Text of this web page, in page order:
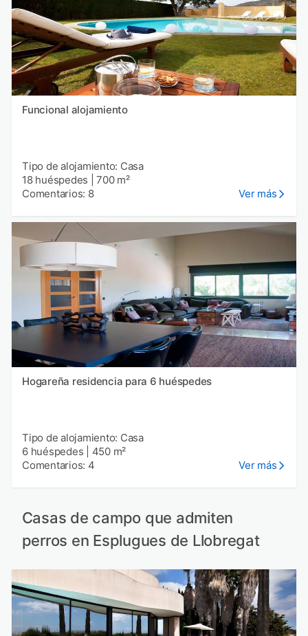
Funcional alojamiento
Tipo de alojamiento: Casa
18 huéspedes |700 m²
Comentarios: 8
Ver más
Hogareña residencia para 6 huéspedes
Tipo de alojamiento: Casa
6 huéspedes
450 m²
Comentarios: 4
Ver más
Casas de campo que admiten
perros en Esplugues de Llobregat